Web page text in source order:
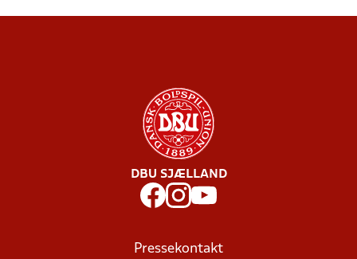
DBU SJÆLLAND
Pressekontakt